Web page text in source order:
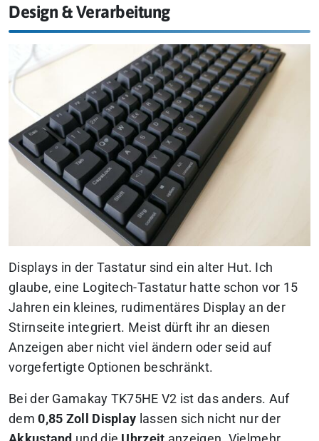
Design & Verarbeitung
Displays in der Tastatur sind ein alter Hut. Ich
glaube, eine Logitech-Tastatur hatte schon vor 15
Jahren ein kleines, rudimentäres Display an der
Stirnseite integriert. Meist dürft ihr an diesen
Anzeigen aber nicht viel ändern oder seid auf
vorgefertigte Optionen beschränkt.
Bei der Gamakay TK75HE V2 ist das anders. Auf
dem0,85 Zoll Display lassen sich nicht nur der